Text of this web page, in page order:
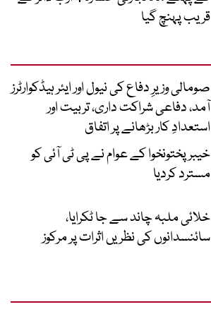
قریب پہنچ گیا
صومالی وزیرِ دفاع کی نیول اور ایئر ہیڈکوارٹرز
آمد، دفاعی شراکت داری، تربیت اور
استعدادِ کار بڑھانے پر اتفاق
خیبرپختونخوا کے عوام نے پی ٹی آئی کو
مسترد کردیا
خلائی ملبہ چاند سے جا ٹکرایا،
سائنسدانوں کی نظریں اثرات پر مرکوز